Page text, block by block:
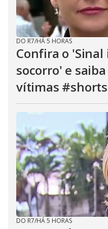
DO R7/HÁ 5 HORAS
Confira o
socorro' e
vítimas
DO R7/HÁ 5 HORAS